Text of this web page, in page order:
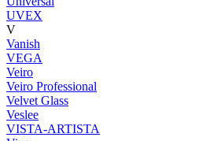
UVEX
V
Vanish
VEGA
Veiro
Veiro Professional
Velvet Glass
Veslee
VISTA-ARTISTA